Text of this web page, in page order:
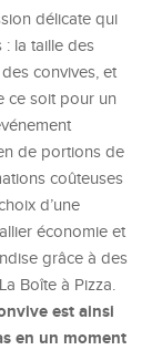
délicate qui
: la taille des
convives, et
ce soit pour un
de portions de
coûteuses
d’une
économie et
grâce à des
Boîte à Pizza.
est ainsi
en un moment